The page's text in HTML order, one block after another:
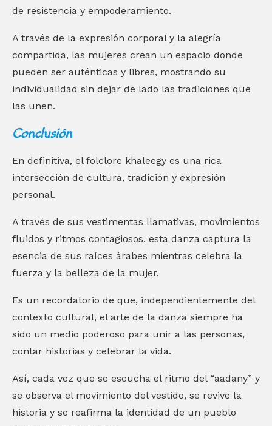
de resistencia y empoderamiento.
A través de la expresión corporal y la alegría
compartida, las mujeres crean un espacio donde
pueden ser auténticas y libres, mostrando su
individualidad sin dejar de lado las tradiciones que
las unen.
Conclusión
En definitiva, el folclore khaleegy es una rica
intersección de cultura, tradición y expresión
personal.
A través de sus vestimentas llamativas, movimientos
fluidos y ritmos contagiosos, esta danza captura la
esencia de sus raíces árabes mientras celebra la
fuerza y ​​la belleza de la mujer.
Es un recordatorio de que, independientemente del
contexto cultural, el arte de la danza siempre ha
sido un medio poderoso para unir a las personas,
contar historias y celebrar la vida.
Así, cada vez que se escucha el ritmo del “aadany” y
se observa el movimiento del vestido, se revive la
historia y se reafirma la identidad de un pueblo